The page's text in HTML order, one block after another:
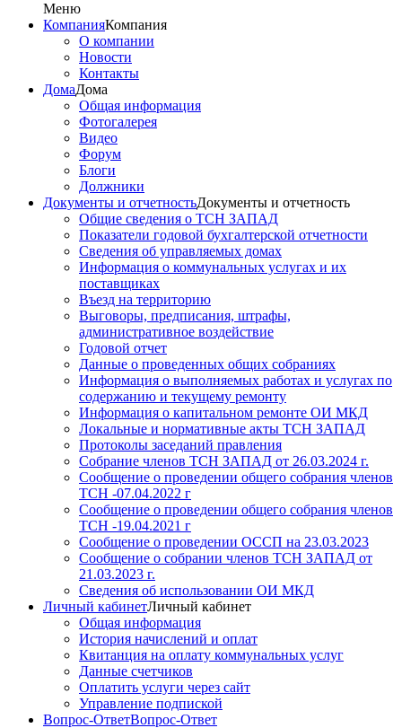
Меню
КомпанияКомпания
О компании
Новости
Контакты
ДомаДома
Общая информация
Фотогалерея
Видео
Форум
Блоги
Должники
Документы и отчетностьДокументы и отчетность
Общие сведения о ТСН ЗАПАД
Показатели годовой бухгалтерской отчетности
Сведения об управляемых домах
Информация о коммунальных услугах и их
поставщиках
Въезд на территорию
Выговоры, предписания, штрафы,
административное воздействие
Годовой отчет
Данные о проведенных общих собраниях
Информация о выполняемых работах и услугах по
содержанию и текущему ремонту
Информация о капитальном ремонте ОИ МКД
Локальные и нормативные акты ТСН ЗАПАД
Протоколы заседаний правления
Собрание членов ТСН ЗАПАД от 26.03.2024 г.
Сообщение о проведении общего собрания членов
ТСН -07.04.2022 г
Сообщение о проведении общего собрания членов
ТСН -19.04.2021 г
Сообщение о проведении ОССП на 23.03.2023
Сообщение о собрании членов ТСН ЗАПАД от
21.03.2023 г.
Сведения об использовании ОИ МКД
Личный кабинетЛичный кабинет
Общая информация
История начислений и оплат
Квитанция на оплату коммунальных услуг
Данные счетчиков
Оплатить услуги через сайт
Управление подпиской
Вопрос-ОтветВопрос-Ответ